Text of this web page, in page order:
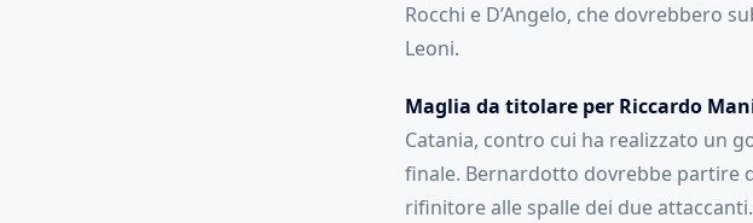
Rocchi e D’Angelo, che dovrebbero
Leoni.
Maglia da titolare per Riccardo
Catania, contro cui ha realizzato un
finale. Bernardotto dovrebbe partire
rifinitore alle spalle dei due